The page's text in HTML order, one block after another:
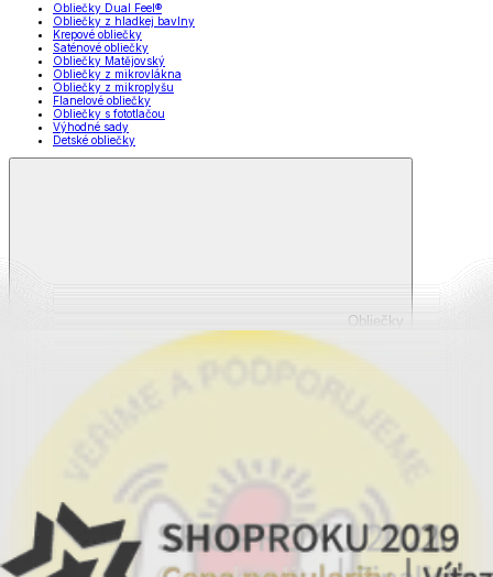
Obliečky Dual Feel®
Obliečky z hladkej bavlny
Krepové obliečky
Saténové obliečky
Obliečky Matějovský
Obliečky z mikrovlákna
Obliečky z mikroplyšu
Flanelové obliečky
Obliečky s fototlačou
Výhodné sady
Detské obliečky
Obliečky
Zobraziť všetko
Všetko z Obliečky